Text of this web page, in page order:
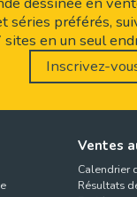
séries préférés,
en un seul
Inscrivez-
Ventes
Calendrier
Résultats